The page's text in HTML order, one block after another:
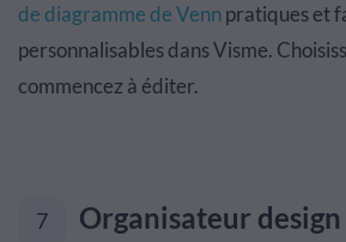
de diagramme de Vennpratiques et
personnalisables dans Visme.
commencez à éditer.
7
Organisateur design